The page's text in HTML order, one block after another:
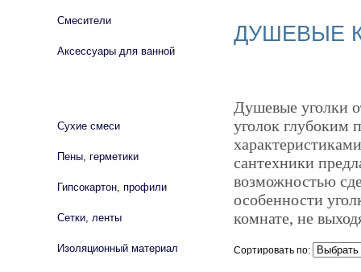
ДУШЕВЫЕ
Душевые уголки
уголок глубоким
сантехники
возможностью
особенности
комнате, не
Сортировать по:
Смесители
Аксессуары для ванной
Сухие смеси
Пены, герметики
Гипсокартон, профили
Сетки, ленты
Изоляционный материал